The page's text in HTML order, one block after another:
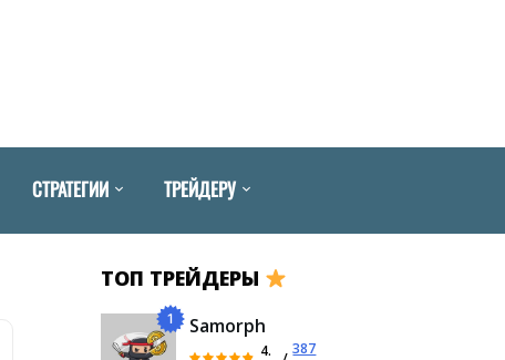
СТРАТЕГИИ ТРЕЙДЕРУ
ТОП ТРЕЙДЕРЫ
1 Samorph
4.
387